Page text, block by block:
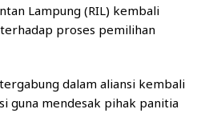
Lampung (RIL) kembali
proses pemilihan
dalam aliansi kembali
guna mendesak pihak panitia